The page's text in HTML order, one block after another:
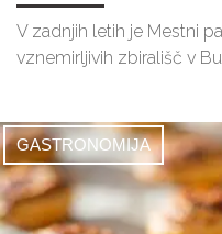
V zadnjih letih je Mestni
vznemirljivih zbirališč v
GASTRONOMIJA